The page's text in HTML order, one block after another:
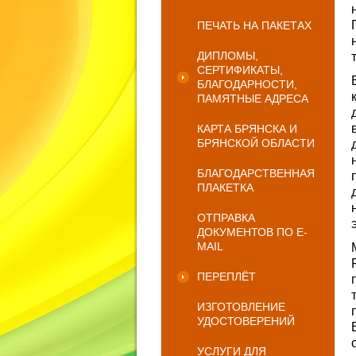
ПЕЧАТЬ НА ПАКЕТАХ
ДИПЛОМЫ,
СЕРТИФИКАТЫ,
БЛАГОДАРНОСТИ,
ПАМЯТНЫЕ АДРЕСА
КАРТА БРЯНСКА И
БРЯНСКОЙ ОБЛАСТИ
БЛАГОДАРСТВЕННАЯ
ПЛАКЕТКА
ОТПРАВКА
ДОКУМЕНТОВ ПО E-
MAIL
ПЕРЕПЛЁТ
ИЗГОТОВЛЕНИЕ
УДОСТОВЕРЕНИЙ
УСЛУГИ ДЛЯ